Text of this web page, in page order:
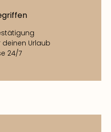
Urlaub
24/7